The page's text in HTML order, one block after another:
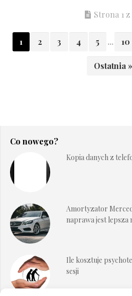
Strona 1
1 2 3 4 5 ... 10
Ostatnia »
Co nowego?
Kopia danych z
Amortyzator
naprawa jest lepsza
Ile kosztuje
sesji